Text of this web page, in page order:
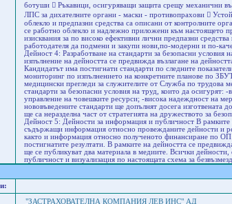
ботуши  Ръкавици, осигуряващи защита срещу механични
ЛПС за дихателните органи - маски - противопрахови 
облекло и предпазни средства са описани от контролните
се работно облекло и надлежно приложени към настоящето
изисквания за по високо ефективни лични предпазни
работодателя да подмени и закупи нови,по-модерни и по-
Дейност 4: Разработване на стандарти за безопасни
изпълнение на дейността се предвижда възлагане на
Кандидатът има постигнати стандарти по следните
мониторинг по изпълнението на конкретните планове по
медицински прегледи за служителите от Служба по трудова
стандарти за безопасни условия на труд, които да осигурят:
управление на човешките ресурси; -висока надеждност на
нововъведените стандарти ще допълнят досега изготвената
ще са неразделна част от стратегията на дружеството за
Дейност 5: Дейности за информация и публичност В
съдържащи информация относно провежданите дейности и
както и информация относно полученото финансиране по
постигнатите резултати. В рамките на дейността се
ще се публикуват два материала в медиите. Всички
публичност и визуализация по настоящата схема за
"ЗАСТРАХОВАТЕЛНА КОМПАНИЯ ЛЕВ ИНС" АД